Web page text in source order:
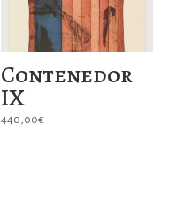
Contenedor
IX
440,00€